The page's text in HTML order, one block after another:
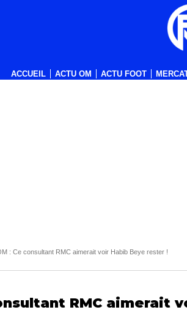
ACCUEIL ACTU OM ACTU FOOT
: Ce consultant RMC aimerait voir Habib Beye rester !
RMC aimerait